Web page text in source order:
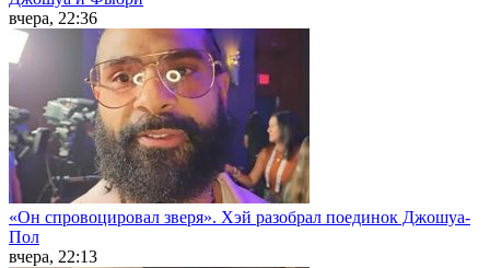
вчера, 22:36
«Он спровоцировал зверя». Хэй разобрал поединок Джошуа-
Пол
вчера, 22:13